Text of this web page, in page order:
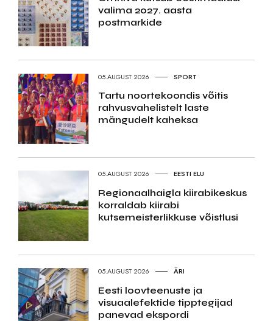
valima 2027. aasta
postmarkide
05.AUGUST 2026 SPORT
Tartu noortekoondis võitis
rahvusvahelistelt laste
mängudelt kaheksa
05.AUGUST 2026 EESTI ELU
Regionaalhaigla kiirabikeskus
korraldab kiirabi
kutsemeisterlikkuse võistlusi
05.AUGUST 2026 ÄRI
Eesti loovteenuste ja
visuaalefektide tipptegijad
panevad ekspordi